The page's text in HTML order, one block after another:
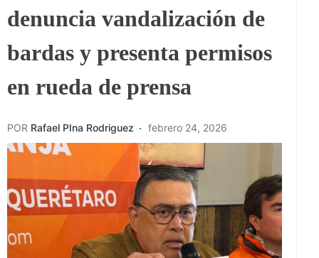
denuncia vandalización de
bardas y presenta permisos
en rueda de prensa
POR Rafael PIna Rodriguez febrero 24, 2026